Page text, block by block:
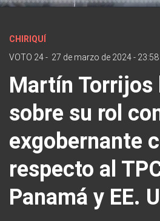
CHIRIQUÍ
VOTO 24- 27 de marzo de 2024 - 23:58
Martín Torrijos
sobre su rol
exgobernante
respecto al
Panamá y EE.